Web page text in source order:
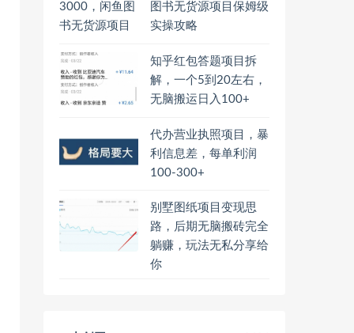
图书无货源项目保姆级
实操攻略
知乎红包答题项目拆
解，一个5到20左右，
无脑搬运日入100+
代办营业执照项目，暴
利信息差，每单利润
100-300+
别墅图纸项目变现思
路，后期无脑搬砖完全
躺赚，玩法无私分享给
你